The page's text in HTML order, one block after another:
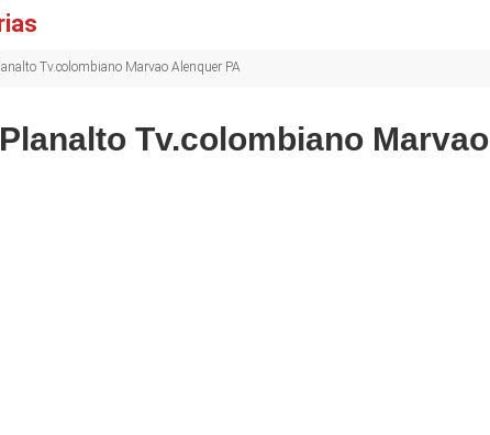
Tv.colombiano Marvao Alenquer PA
Tv.colombiano Marvao